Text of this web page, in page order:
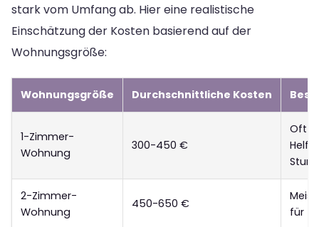
stark vom Umfang ab. Hier eine realistische
Einschätzung der Kosten basierend auf der
Wohnungsgröße:
Wohnungsgröße Durchschnittliche Kosten
1-Zimmer-
Wohnung
300-450 €
Oft
2-Zimmer-
Wohnung
450-650 €
für